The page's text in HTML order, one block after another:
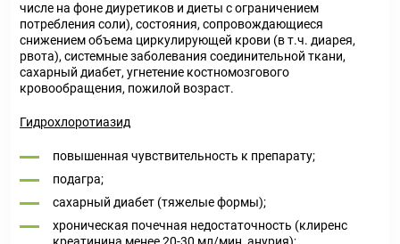
числе на фоне диуретиков и диеты с ограничением
потребления соли), состояния, сопровождающиеся
снижением объема циркулирующей крови (в т.ч. диарея,
рвота), системные заболевания соединительной ткани,
сахарный диабет, угнетение костномозгового
кровообращения, пожилой возраст.
Гидрохлоротиазид
повышенная чувствительность к препарату;
подагра;
сахарный диабет (тяжелые формы);
хроническая почечная недостаточность (клиренс